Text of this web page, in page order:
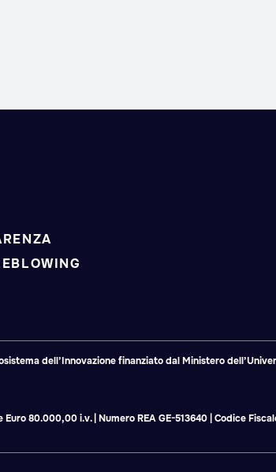
dell’Innovazione finanziato dal Ministero
Euro 80.000,00 i.v. | Numero REA GE-513640 | Codice